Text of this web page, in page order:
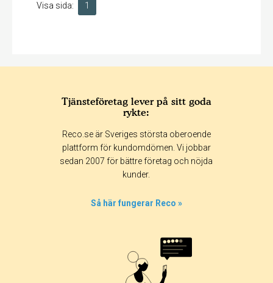
Visa sida: 1
Tjänsteföretag lever på sitt goda
rykte:
Reco.se är Sveriges största oberoende
plattform för kundomdömen. Vi jobbar
sedan 2007 för bättre företag och nöjda
kunder.
Så här fungerar Reco »